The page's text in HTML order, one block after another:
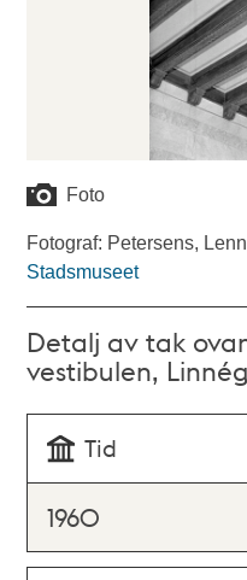
Foto
Fotograf: Petersens,
Stadsmuseet
Detalj av tak
vestibulen,
Tid
1960